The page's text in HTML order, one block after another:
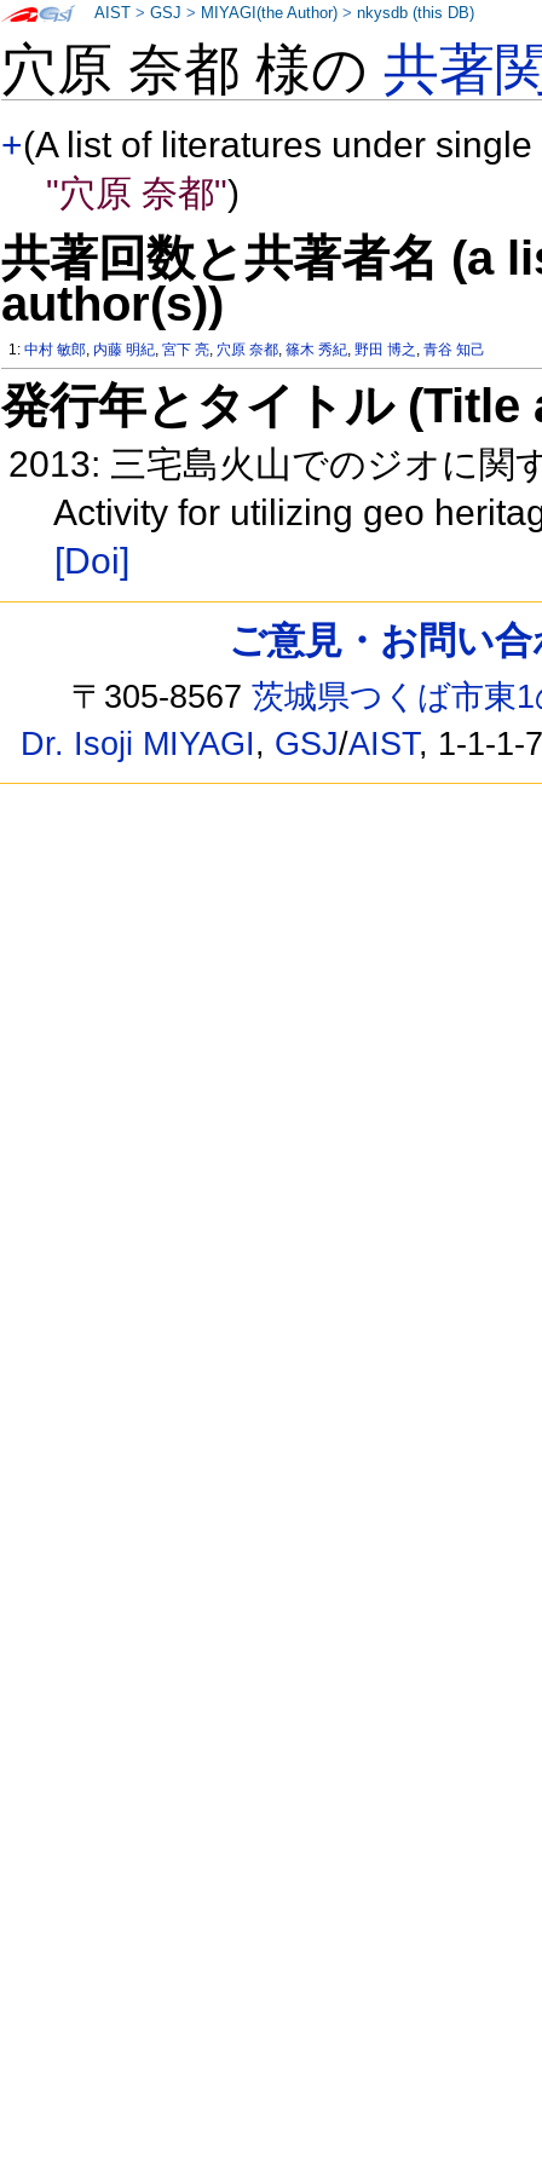
穴原 奈都 様の共著
+(A list of literatures under
"穴原 奈都")
共著回数と共著者名 (a
author(s))
1:中村 敏郎, 内藤 明紀,宮下 亮, 穴原 奈都,篠木 秀紀,野田 博之 ,青谷 知己
発行年とタイトル
2013: 三宅島火山でのジオに関
Activity for utilizing geo
[Doi]
AIST >GSJ > MIYAGI(the Author) >nkysdb (this DB)
ご意見・お問い
〒305-8567茨城県つくば市東
Dr. Isoji MIYAGI, GSJ/AIST, 1-1-1-